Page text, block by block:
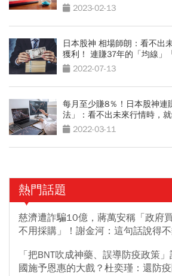
2023-02-13
日本股神 相場師朗：看不出
獲利！ 連賺37年的「均線」
2022-07-13
每月至少賺8％！日本股神連
法」：看不出未來行情時，
2022-03-11
熱門話題
慈濟遭詐騙10億，蔣萬安稱「政府
不用採購」！謝金河：這句話說得
「把BNT吹成神藥、誤導防疫政策
國施予恩惠的大戲？杜奕瑾：還防